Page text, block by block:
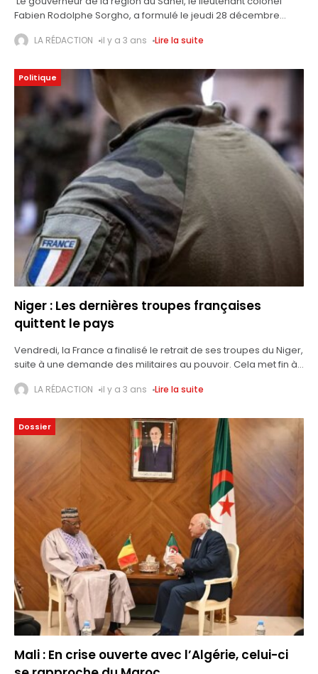
Fabien Rodolphe Sorgho, a formulé le jeudi 28 décembre
LA RÉDACTION il y a 3 ans Lire la suite
Politique
Niger : Les dernières troupes françaises
quittent le pays
Vendredi, la France a finalisé le retrait de ses troupes du Niger,
suite à une demande des militaires au pouvoir. Cela met fin à
LA RÉDACTION il y a 3 ans Lire la suite
Dossier
Mali : En crise ouverte avec l’Algérie, celui-ci